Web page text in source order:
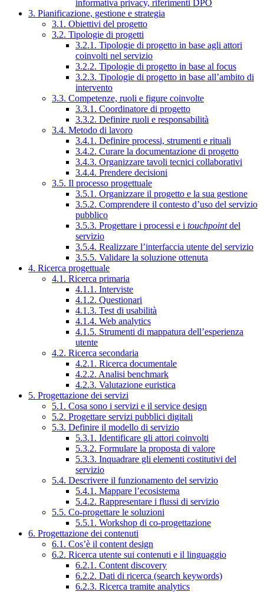
informativa privacy, riferimenti DPO
3. Pianificazione, gestione e strategia
3.1. Obiettivi del progetto
3.2. Tipologie di progetti
3.2.1. Tipologie di progetto in base agli attori
coinvolti nel servizio
3.2.2. Tipologie di progetto in base al focus
3.2.3. Tipologie di progetto in base all’ambito di
intervento
3.3. Competenze, ruoli e figure coinvolte
3.3.1. Coordinatore di progetto
3.3.2. Definire ruoli e responsabilità
3.4. Metodo di lavoro
3.4.1. Definire processi, strumenti e rituali
3.4.2. Curare la documentazione di progetto
3.4.3. Organizzare tavoli tecnici collaborativi
3.4.4. Prendere decisioni
3.5. Il processo progettuale
3.5.1. Organizzare il progetto e la sua gestione
3.5.2. Comprendere il contesto d’uso del servizio
pubblico
3.5.3. Progettare i processi e i touchpointdel
servizio
3.5.4. Realizzare l’interfaccia utente del servizio
3.5.5. Validare la soluzione ottenuta
4. Ricerca progettuale
4.1. Ricerca primaria
4.1.1. Interviste
4.1.2. Questionari
4.1.3. Test di usabilità
4.1.4. Web analytics
4.1.5. Strumenti di mappatura dell’esperienza
utente
4.2. Ricerca secondaria
4.2.1. Ricerca documentale
4.2.2. Analisi benchmark
4.2.3. Valutazione euristica
5. Progettazione dei servizi
5.1. Cosa sono i servizi e il service design
5.2. Progettare servizi pubblici digitali
5.3. Definire il modello di servizio
5.3.1. Identificare gli attori coinvolti
5.3.2. Formulare la proposta di valore
5.3.3. Inquadrare gli elementi costitutivi del
servizio
5.4. Descrivere il funzionamento del servizio
5.4.1. Mappare l’ecosistema
5.4.2. Rappresentare i flussi di servizio
5.5. Co-progettare le soluzioni
5.5.1. Workshop di co-progettazione
6. Progettazione dei contenuti
6.1. Cos’è il content design
6.2. Ricerca utente sui contenuti e il linguaggio
6.2.1. Content discovery
6.2.2. Dati di ricerca (search keywords)
6.2.3. Ricerca tramite analytics